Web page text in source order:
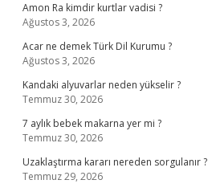
Amon Ra kimdir kurtlar vadisi ?
Ağustos 3, 2026
Acar ne demek Türk Dil Kurumu ?
Ağustos 3, 2026
Kandaki alyuvarlar neden yükselir ?
Temmuz 30, 2026
7 aylık bebek makarna yer mi ?
Temmuz 30, 2026
Uzaklaştırma kararı nereden sorgulanır ?
Temmuz 29, 2026